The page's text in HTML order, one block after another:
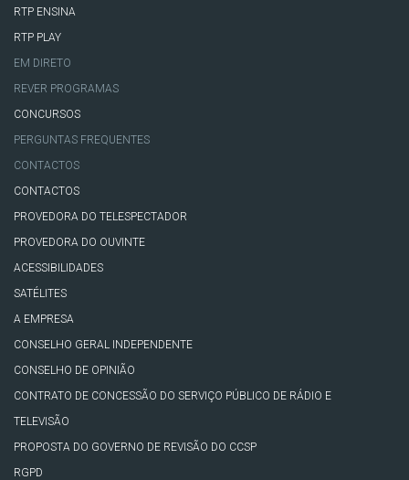
RTP ENSINA
RTP PLAY
EM DIRETO
REVER PROGRAMAS
CONCURSOS
PERGUNTAS FREQUENTES
CONTACTOS
CONTACTOS
PROVEDORA DO TELESPECTADOR
PROVEDORA DO OUVINTE
ACESSIBILIDADES
SATÉLITES
A EMPRESA
CONSELHO GERAL INDEPENDENTE
CONSELHO DE OPINIÃO
CONTRATO DE CONCESSÃO DO SERVIÇO PÚBLICO DE RÁDIO E
TELEVISÃO
PROPOSTA DO GOVERNO DE REVISÃO DO CCSP
RGPD